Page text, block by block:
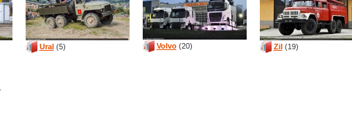
Ural(5) Volvo(20) Zil(19)